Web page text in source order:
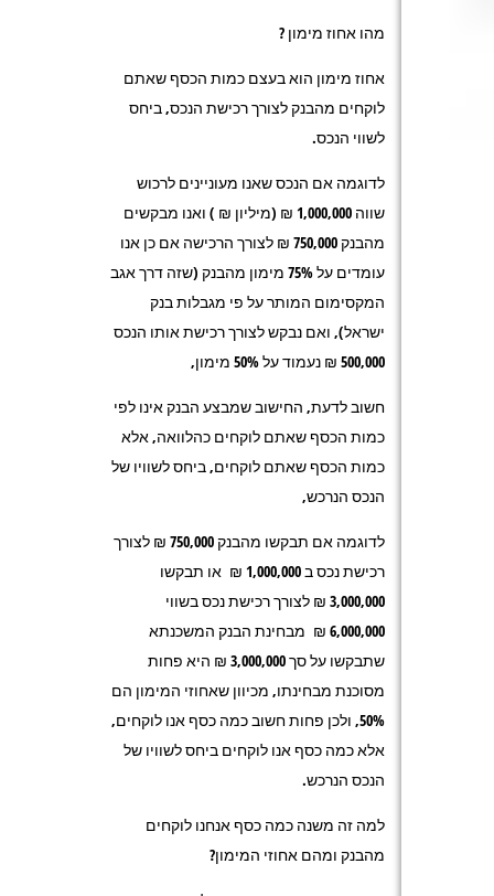
מהו אחוז מימון ?
אחוז מימון הוא בעצם כמות הכסף שאתם
לוקחים מהבנק לצורך רכישת הנכס, ביחס
לשווי הנכס.
לדוגמה אם הנכס שאנו מעוניינים לרכוש
שווה 1,000,000 ₪ (מיליון ₪ ) ואנו מבקשים
מהבנק 750,000 ₪ לצורך הרכישה אם כן אנו
עומדים על 75% מימון מהבנק (שזה דרך אגב
המקסימום המותר על פי מגבלות בנק
ישראל), ואם נבקש לצורך רכישת אותו הנכס
500,000 ₪ נעמוד על 50% מימון,
חשוב לדעת, החישוב שמבצע הבנק אינו לפי
כמות הכסף שאתם לוקחים כהלוואה, אלא
כמות הכסף שאתם לוקחים, ביחס לשוויו של
הנכס הנרכש,
לדוגמה אם תבקשו מהבנק 750,000 ₪ לצורך
רכישת נכס ב 1,000,000 ₪ או תבקשו
3,000,000 ₪ לצורך רכישת נכס בשווי
6,000,000 ₪ מבחינת הבנק המשכנתא
שתבקשו על סך 3,000,000 ₪ היא פחות
מסוכנת מבחינתו, מכיוון שאחוזי המימון הם
50%, ולכן פחות חשוב כמה כסף אנו לוקחים,
אלא כמה כסף אנו לוקחים ביחס לשוויו של
הנכס הנרכש.
למה זה משנה כמה כסף אנחנו לוקחים
מהבנק ומהם אחוזי המימון?